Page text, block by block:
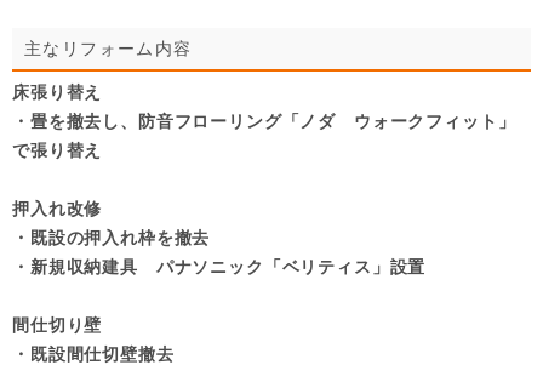
主なリフォーム内容
床張り替え
・畳を撤去し、防音フローリング「ノダ ウォークフィット」
で張り替え
押入れ改修
・既設の押入れ枠を撤去
・新規収納建具 パナソニック「ベリティス」設置
間仕切り壁
・既設間仕切壁撤去